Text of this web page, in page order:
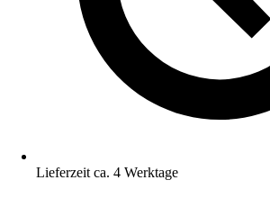
Lieferzeit ca. 4 Werktage